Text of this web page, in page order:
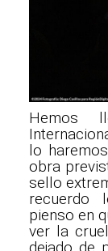
Hemos
lo
obra
sello
recuerdo
pienso en
ver la
dejado de